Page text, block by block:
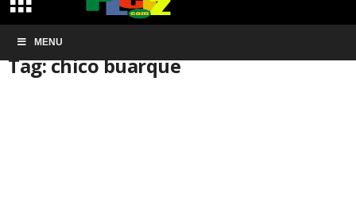
MENU
Início Tags
Tag: chico buarque